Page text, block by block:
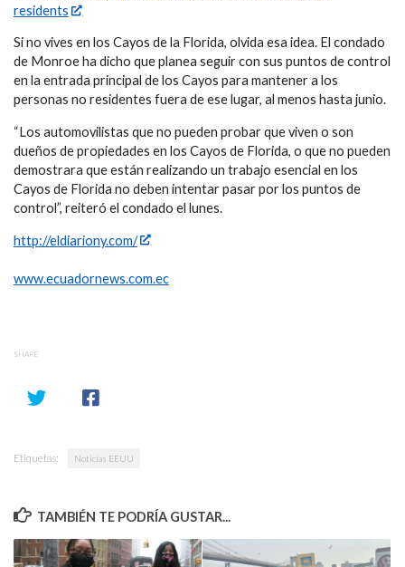
residents
Si no vives en los Cayos de la Florida, olvida esa idea. El condado
de Monroe ha dicho que planea seguir con sus puntos de control
en la entrada principal de los Cayos para mantener a los
personas no residentes fuera de ese lugar, al menos hasta junio.
“Los automovilistas que no pueden probar que viven o son
dueños de propiedades en los Cayos de Florida, o que no pueden
demostrara que están realizando un trabajo esencial en los
Cayos de Florida no deben intentar pasar por los puntos de
control”, reiteró el condado el lunes.
http://eldiariony.com/
www.ecuadornews.com.ec
SHARE
Etiquetas: Noticias EEUU
TAMBIÉN TE PODRÍA GUSTAR...